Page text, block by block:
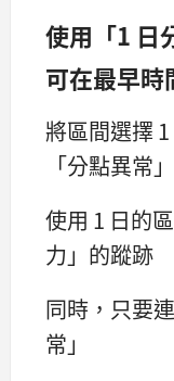
使用「1 日
可在最早時
將區間選擇
「分點異常
使用 1 日的
力」的蹤跡
同時，只要
常」